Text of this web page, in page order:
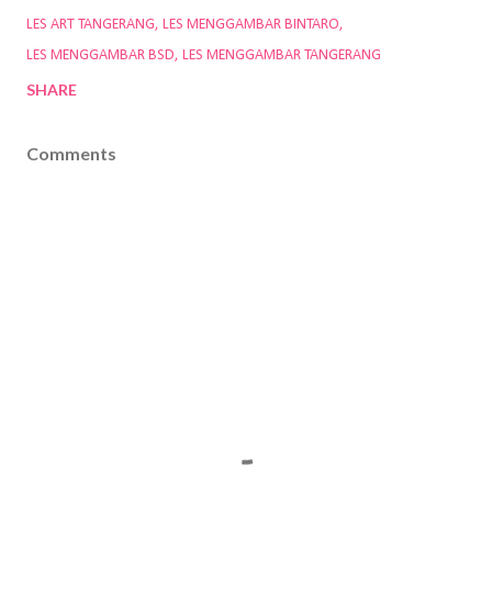
LES ART TANGERANG
LES MENGGAMBAR BINTARO
LES MENGGAMBAR BSD
LES MENGGAMBAR TANGERANG
SHARE
Comments